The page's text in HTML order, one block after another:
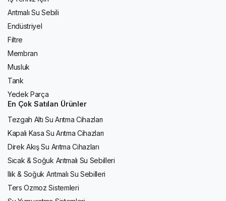
Arıtmalı Su Sebili
Endüstriyel
Filtre
Membran
Musluk
Tank
Yedek Parça
En Çok Satılan Ürünler
Tezgah Altı Su Arıtma Cihazları
Kapalı Kasa Su Arıtma Cihazları
Direk Akış Su Arıtma Cihazları
Sıcak & Soğuk Arıtmalı Su Sebilleri
Ilık & Soğuk Arıtmalı Su Sebilleri
Ters Ozmoz Sistemleri